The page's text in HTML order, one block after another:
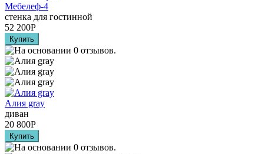
Мебелеф-4
стенка для гостинной
52 200Р
Алия grаy
диван
20 800Р